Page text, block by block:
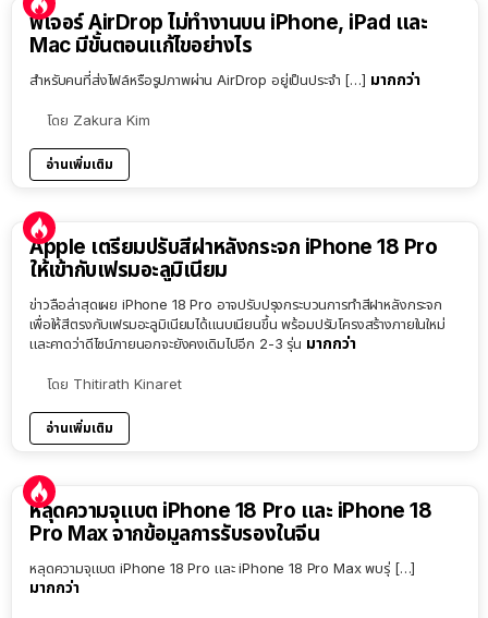
ฟีเจอร์ AirDrop ไม่ทำงานบน iPhone, iPad และ
Mac มีขั้นตอนแก้ไขอย่างไร
สำหรับคนที่ส่งไฟล์หรือรูปภาพผ่าน AirDrop อยู่เป็นประจำ […] มากกว่า
โดย Zakura Kim
อ่านเพิ่มเติม
Apple เตรียมปรับสีฝาหลังกระจก iPhone 18 Pro
ให้เข้ากับเฟรมอะลูมิเนียม
ข่าวลือล่าสุดเผย iPhone 18 Pro อาจปรับปรุงกระบวนการทำสีฝาหลังกระจก
เพื่อให้สีตรงกับเฟรมอะลูมิเนียมได้แนบเนียนขึ้น พร้อมปรับโครงสร้างภายในใหม่
และคาดว่าดีไซน์ภายนอกจะยังคงเดิมไปอีก 2-3 รุ่น มากกว่า
โดย Thitirath Kinaret
อ่านเพิ่มเติม
หลุดความจุแบต iPhone 18 Pro และ iPhone 18
Pro Max จากข้อมูลการรับรองในจีน
หลุดความจุแบต iPhone 18 Pro และ iPhone 18 Pro Max พบรุ่ […]
มากกว่า